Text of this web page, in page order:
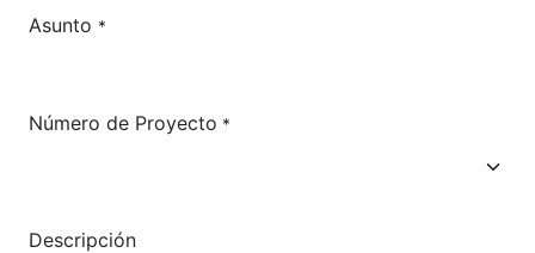
Asunto *
Número de Proyecto *
Descripción